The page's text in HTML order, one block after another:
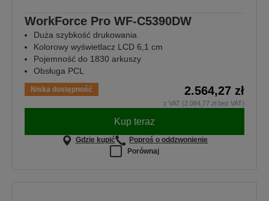
WorkForce Pro WF-C5390DW
Duża szybkość drukowania
Kolorowy wyświetlacz LCD 6,1 cm
Pojemność do 1830 arkuszy
Obsługa PCL
Niska dostępność 2.564,27 zł
z VAT (2.084,77 zł bez VAT)
Kup teraz
Gdzie kupić
Poproś o oddzwonienie
Porównaj